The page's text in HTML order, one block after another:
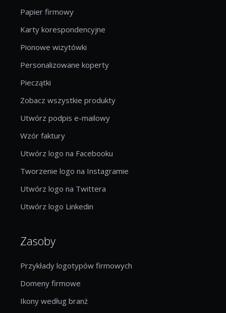
Papier firmowy
Karty korespondencyjne
Pionowe wizytówki
Personalizowane koperty
Pieczątki
Zobacz wszystkie produkty
Utwórz podpis e-mailowy
Wzór faktury
Utwórz logo na Facebooku
Tworzenie logo na Instagramie
Utwórz logo na Twittera
Utwórz logo Linkedin
Zasoby
Przykłady logotypów firmowych
Domeny firmowe
Ikony według branż